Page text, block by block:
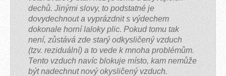
dechů. Jinými slovy, to podstatné je
dovydechnout a vyprázdnit s výdechem
dokonale horní laloky plic. Pokud tomu tak
není, zůstává zde starý odkysličený vzduch
(tzv. reziduální) a to vede k mnoha problémům.
Tento vzduch navíc blokuje místo, kam nemůže
být nadechnut nový okysličený vzduch.